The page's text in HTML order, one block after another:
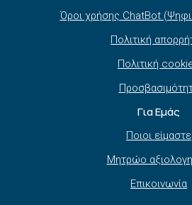
Όροι χρήσης ChatBot
Πολιτική
Πολιτική
Για Εμάς
Ποιοι είμαστε
Μητρώο
Επικοινωνία